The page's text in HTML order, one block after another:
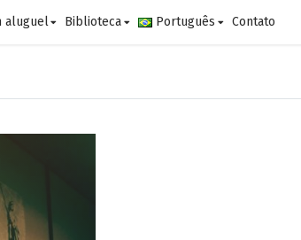
aluguel Biblioteca Português Contato